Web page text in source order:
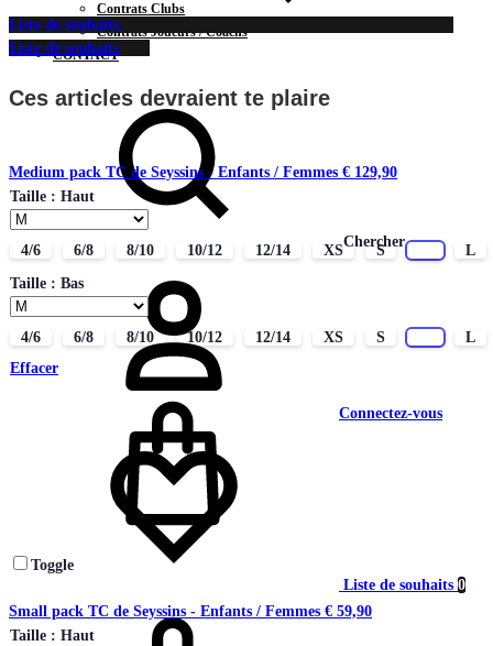
Contrats Clubs
Contrats Joueurs / Coachs
CONTACT
Chercher
Connectez-vous
Liste de souhaits 0
Liste de souhaits
Liste de souhaits
Ces articles devraient te plaire
Medium pack TC de Seyssins - Enfants / Femmes € 129,90
Taille : Haut
4/6 6/8 8/10 10/12 12/14 XS S
L
Taille : Bas
4/6 6/8 8/10 10/12 12/14 XS S
L
Effacer
Toggle
Small pack TC de Seyssins - Enfants / Femmes € 59,90
Taille : Haut